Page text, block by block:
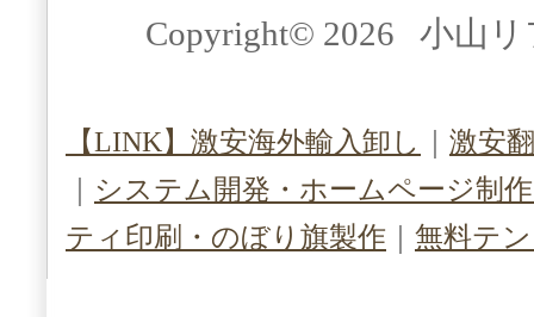
Copyright© 2026 小山
【LINK】激安海外輸入卸し
激安
システム開発・ホームページ制
ティ印刷・のぼり旗製作
無料テ